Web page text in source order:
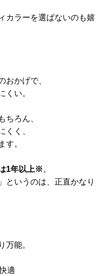
カラーを選ばないのも嬉
おかげで、
くい。
ちろん、
くく、
す。
1年以上※。
というのは、正直かなり
万能。
適